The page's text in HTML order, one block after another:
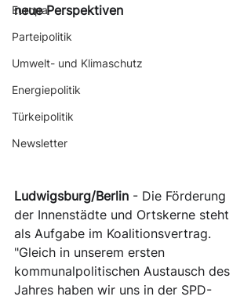
Europa
Parteipolitik
Umwelt- und Klimaschutz
Energiepolitik
Türkeipolitik
Newsletter
neue Perspektiven
Ludwigsburg/Berlin - Die Förderung
der Innenstädte und Ortskerne steht
als Aufgabe im Koalitionsvertrag.
"Gleich in unserem ersten
kommunalpolitischen Austausch des
Jahres haben wir uns in der SPD-